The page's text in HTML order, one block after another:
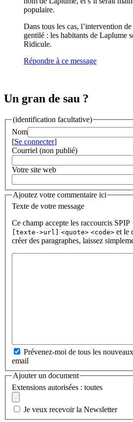
populaire.
Dans tous les cas, l’intervention
gentilé : les habitants de Laplume
Ridicule.
Répondre à ce message
Un gran de sau ?
(identification facultative)
Nom
[Se connecter]
Courriel (non publié)
Votre site web
Ajoutez votre commentaire ici
Texte de votre message
Ce champ accepte les raccourcis SPIP
[texte->url]
<quote> <code> et le
créer des paragraphes, laissez
Prévenez-moi de tous les
email
Ajouter un document
Extensions autorisées : toutes
Je veux recevoir la Newsletter